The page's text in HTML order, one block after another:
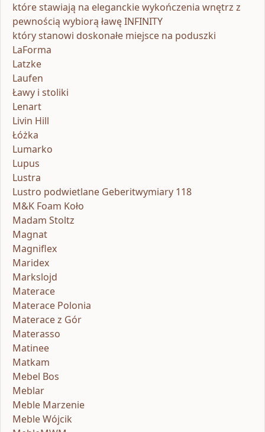
które stawiają na eleganckie wykończenia wnętrz z
pewnością wybiorą ławę INFINITY
który stanowi doskonałe miejsce na poduszki
LaForma
Latzke
Laufen
Ławy i stoliki
Lenart
Livin Hill
Łóżka
Lumarko
Lupus
Lustra
Lustro podwietlane Geberitwymiary 118
M&K Foam Koło
Madam Stoltz
Magnat
Magniflex
Maridex
Markslojd
Materace
Materace Polonia
Materace z Gór
Materasso
Matinee
Matkam
Mebel Bos
Meblar
Meble Marzenie
Meble Wójcik